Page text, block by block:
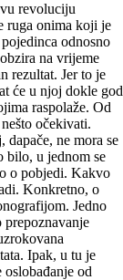
revoluciju
ruga onima koji je
odnosno
na vrijeme
rezultat. Jer to je
će u njoj dokle god
raspolaže. Od
očekivati.
dapače, ne mora se
bilo, u jednom se
o pobjedi. Kakvo
Konkretno, o
Jedno
Ipak, u tu je
oslobađanje od